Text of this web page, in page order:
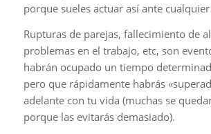
porque sueles actuar así ante
Rupturas de parejas, fallecimiento de
problemas en el trabajo, etc, son
habrán ocupado un tiempo
pero que rápidamente habrás
adelante con tu vida (muchas se
porque las evitarás demasiado).